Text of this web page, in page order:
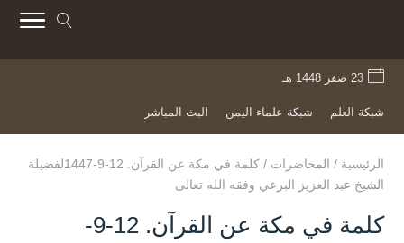
23 صفر 1448 هـ
شبكة العلم شبكة علماء اليمن البث المباشر
الرئيسية / المحاضرات /
كلمة في مكة عن القرآن. 12-9-1447لفضيلة
الشيخ عبد العزيز البرعي وفقه الله تعالى
كلمة في مكة عن القرآن. 12-9-